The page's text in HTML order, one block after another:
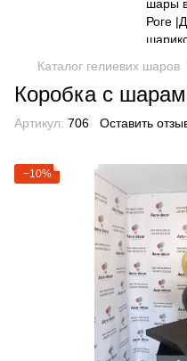
Каталог гелиевих шаров
Коробка с
Артикул: 706 Оставить
−10%